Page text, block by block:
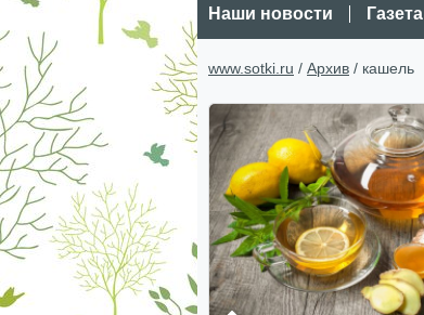
Наши новости Газета
www.sotki.ru / Архив / кашель